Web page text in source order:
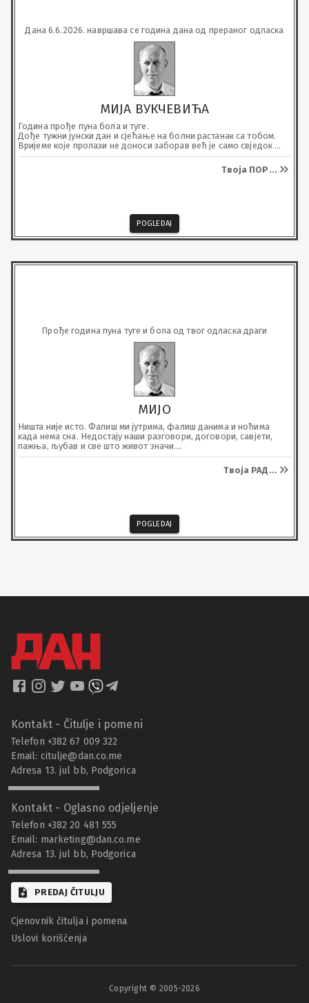
Дана 6.6.2026. навршава се година дана од прераног одласка
МИЈА ВУКЧЕВИЋА
Година прође пуна бола и туге.
Дође тужни јунски дан и сјећање на болни растанак са тобом.
Вријеме које пролази не доноси заборав већ је само свједок
туге и потврда тешке истине да нијеси са нама. Био си наш
понос, чврсти ослонац и мирна лука. Твојим одласком остала је
У суботу, 6.6. у 9 часова посјетићемо Мијову вјечну кућу.
Твоја ПОР ...
POGLEDAJ
Прође година пуна туге и бола од твог одласка драги
МИЈО
Ништа није исто. Фалиш ми јутрима, фалиш данима и ноћима
када нема сна. Недостају наши разговори, договори, савјети,
пажња, љубав и све што живот значи.
Вријеме пролазим, остају сјећања и успомене на дивне године
Почивај у миру заувијек вољен и никад заборављен.Твоја РАД ...
POGLEDAJ
Kontakt - Čitulje i pomeni
Telefon +382 67 009 322
Email: citulje@dan.co.me
Adresa 13. jul bb, Podgorica
Kontakt - Oglasno odjeljenje
Telefon +382 20 481 555
Email: marketing@dan.co.me
Adresa 13. jul bb, Podgorica
PREDAJ ČITULJU
Cjenovnik čitulja i pomena
Uslovi korišćenja
Copyright © 2005-2026